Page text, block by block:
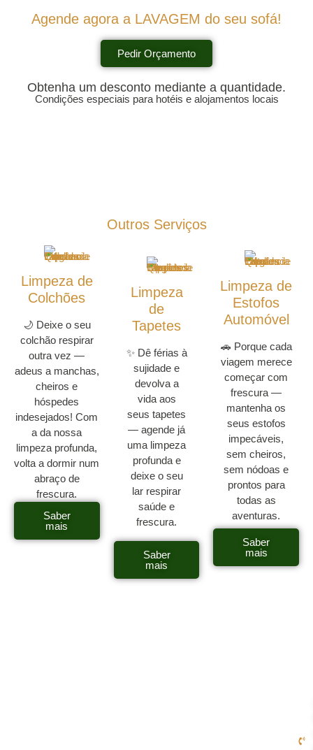
Agende agora a LAVAGEM do seu sofá!
Pedir Orçamento
Obtenha um desconto mediante a quantidade.
Condições especiais para hotéis e alojamentos locais
Outros Serviços
Limpeza de
Colchões
🌙 Deixe o seu
colchão respirar
outra vez —
adeus a manchas,
cheiros e
hóspedes
indesejados! Com
a da nossa
limpeza profunda,
volta a dormir num
abraço de
frescura.
Saber
mais
Limpeza
de
Tapetes
✨ Dê férias à
sujidade e
devolva a
vida aos
seus tapetes
— agende já
uma limpeza
profunda e
deixe o seu
lar respirar
saúde e
frescura.
Saber
mais
Limpeza de
Estofos
Automóvel
🚗 Porque cada
viagem merece
começar com
frescura —
mantenha os
seus estofos
impecáveis,
sem cheiros,
sem nódoas e
prontos para
todas as
aventuras.
Saber
mais